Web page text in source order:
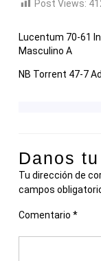
Post Views:
Lucentum 70-61
Masculino A
NB Torrent 47-7
Danos
Tu dirección de
campos
Comentario *